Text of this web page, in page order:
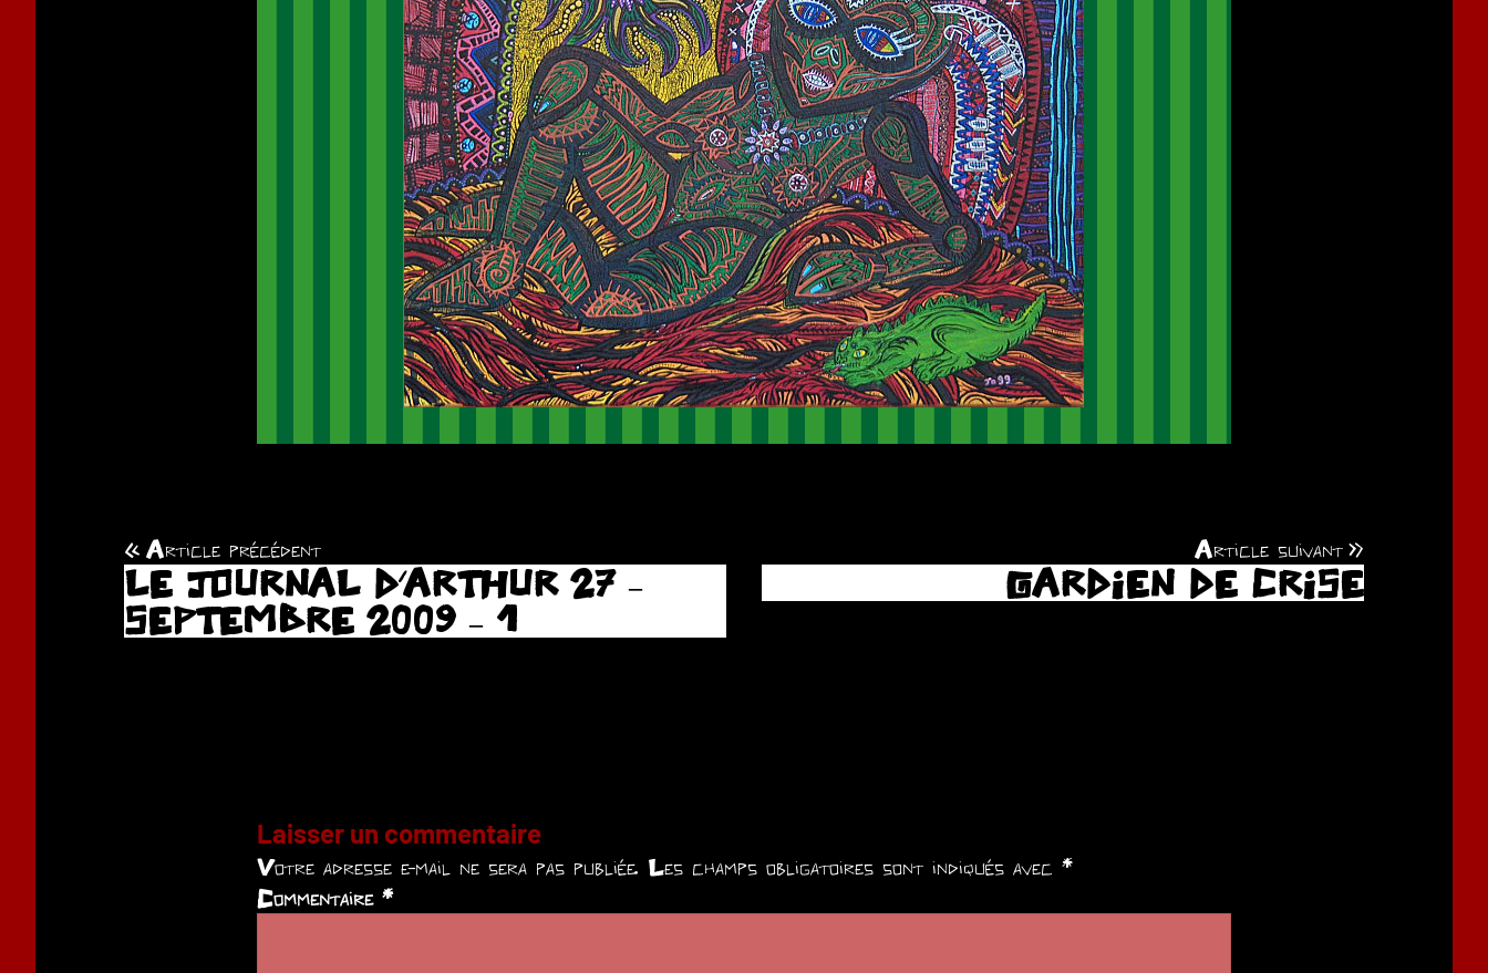
Navigation
de
l’article
Article précédent
LE JOURNAL D’ARTHUR 27 –
SEPTEMBRE 2009 – 1
Article suivant
GARDIEN DE CRISE
Laisser un commentaire
Votre adresse e-mail ne sera pas publiée. Les champs obligatoires sont indiqués avec *
Commentaire *